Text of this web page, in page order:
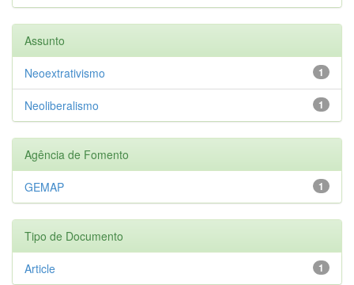
Assunto
1
Neoextrativismo
1
Neoliberalismo
Agência de Fomento
1
GEMAP
Tipo de Documento
1
Article